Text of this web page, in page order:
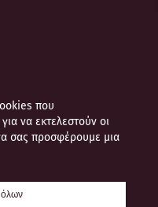
ΚΑΙ
που
να εκτελεστούν οι
σας προσφέρουμε μια